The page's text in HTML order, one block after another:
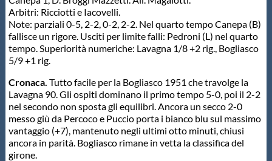
Arbitri: Ricciotti e Iacovelli.
Note: parziali 0-5, 2-2, 0-2, 2-2. Nel quarto tempo Canepa (B)
fallisce un rigore. Usciti per limite falli: Pedroni (L) nel quarto
tempo. Superiorità numeriche: Lavagna 1/8 +2 rig., Bogliasco
5/9 +1 rig.
Cronaca. Tutto facile per la Bogliasco 1951 che travolge la
Lavagna 90. Gli ospiti dominano il primo tempo 5-0, poi il 2-2
nel secondo non sposta gli equilibri. Ancora un secco 2-0
messo giù da Percoco e Puccio porta i bianco blu sul massimo
vantaggio (+7), mantenuto negli ultimi otto minuti, chiusi
ancora in parità. Bogliasco rimane in vetta la classifica del
girone.